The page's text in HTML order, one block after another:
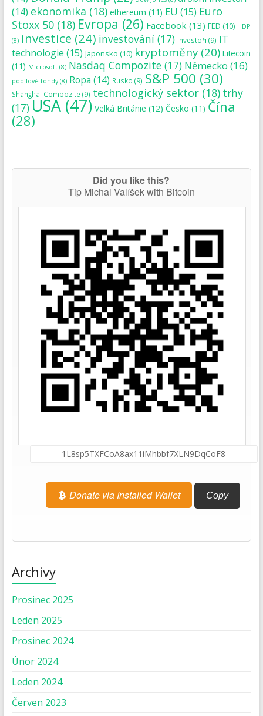
(14) ekonomika (18) ethereum (11) EU (15) Euro
Stoxx 50(18) Evropa (26) Facebook (13) FED (10) HDP
(8) investice (24) investování(17) investoři (9) IT
technologie (15) Japonsko (10) kryptoměny(20) Litecoin
(11) Microsoft(8) Nasdaq Compozite(17) Německo (16)
podílové fondy(8) Ropa (14) Rusko (9) S&P 500 (30)
Shanghai Compozite (9) technologický sektor(18) trhy
(17)USA(47) Velká Británie (12) Česko (11) Čína
(28)
Did you like this?
Tip Michal Valíšek with Bitcoin
Donate via Installed Wallet Copy
Archivy
Prosinec 2025
Leden 2025
Prosinec 2024
Únor 2024
Leden 2024
Červen 2023